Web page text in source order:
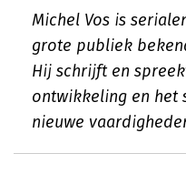
Michel Vos is
grote publiek
Hij schrijft en
ontwikkeling en het
nieuwe